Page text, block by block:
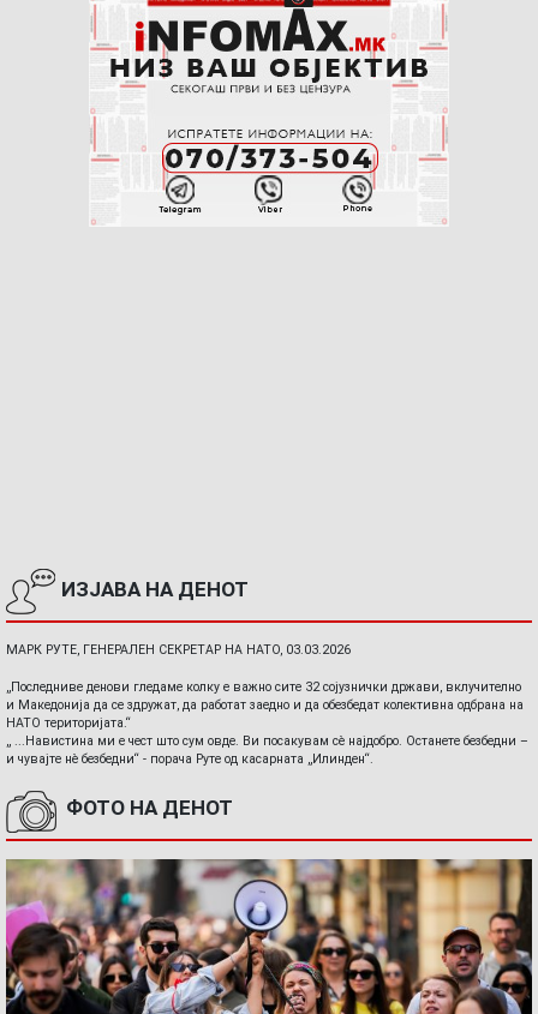
ИЗЈАВА НА ДЕНОТ
МАРК РУТЕ, ГЕНЕРАЛЕН СЕКРЕТАР НА НАТО, 03.03.2026
„Последниве денови гледаме колку е важно сите 32 сојузнички држави, вклучително
и Македонија да се здружат, да работат заедно и да обезбедат колективна одбрана на
НАТО територијата.“
„ ...Навистина ми е чест што сум овде. Ви посакувам сè најдобро. Останете безбедни –
и чувајте нè безбедни“ - порача Руте од касарната „Илинден“.
ФОТО НА ДЕНОТ